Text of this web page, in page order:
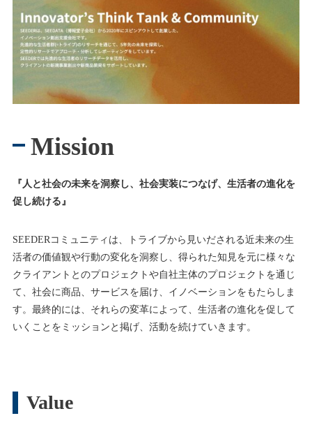
Mission
『⼈と社会の未来を洞察し、社会実装につなげ、⽣活者の進化を
促し続ける』
SEEDERコミュニティは、トライブから⾒いだされる近未来の生
活者の価値観や⾏動の変化を洞察し、得られた知⾒を元に様々な
クライアントとのプロジェクトや自社主体のプロジェクトを通じ
て、社会に商品、サービスを届け、イノベーションをもたらしま
す。最終的には、それらの変革によって、生活者の進化を促して
いくことをミッションと掲げ、活動を続けていきます。
Value